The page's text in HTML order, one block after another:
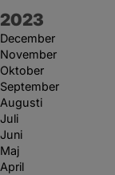
År:
2023
December
November
Oktober
September
Augusti
Juli
Juni
Maj
April